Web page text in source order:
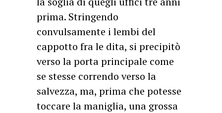
prima. Stringendo
convulsamente i lembi del
cappotto fra le dita, si precipitò
verso la porta principale come
se stesse correndo verso la
salvezza, ma, prima che potesse
toccare la maniglia, una grossa